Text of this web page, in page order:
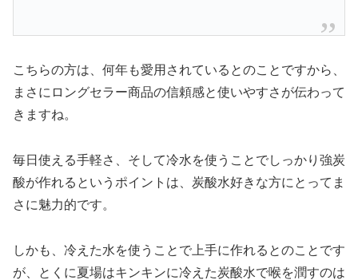
こちらの方は、何年も愛用されているとのことですから、
まさにロングセラー商品の信頼感と使いやすさが伝わって
きますね。
毎日使える手軽さ、そして冷水を使うことでしっかり強炭
酸が作れるというポイントは、炭酸水好きな方にとってま
さに魅力的です。
しかも、冷えた水を使うことで上手に作れるとのことです
が、とくに夏場はキンキンに冷えた炭酸水で喉を潤すのは